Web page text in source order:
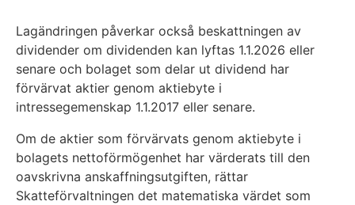
Lagändringen påverkar också beskattningen av
dividender om dividenden kan lyftas 1.1.2026 eller
senare och bolaget som delar ut dividend har
förvärvat aktier genom aktiebyte i
intressegemenskap 1.1.2017 eller senare.
Om de aktier som förvärvats genom aktiebyte i
bolagets nettoförmögenhet har värderats till den
oavskrivna anskaffningsutgiften, rättar
Skatteförvaltningen det matematiska värdet som